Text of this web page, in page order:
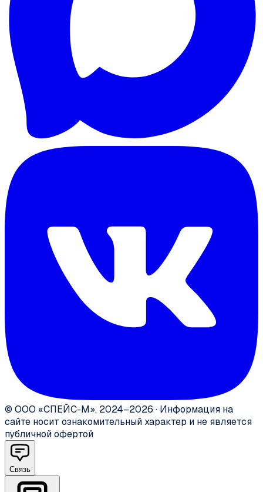
© ООО «СПЕЙС-М», 2024–2026 · Информация на
сайте носит ознакомительный характер и не является
публичной офертой
Связь